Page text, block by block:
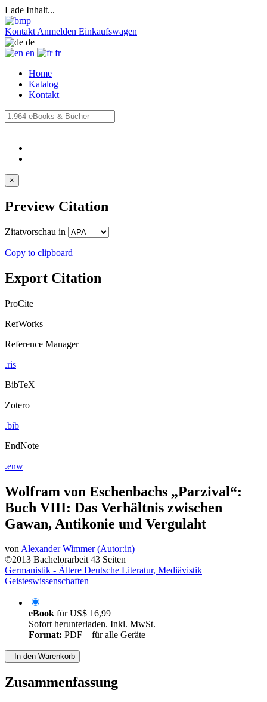
Lade Inhalt...
Kontakt Anmelden Einkaufswagen
de
en
fr
Home
Katalog
Kontakt
×
Preview Citation
Zitatvorschau in
Copy to clipboard
Export Citation
ProCite
RefWorks
Reference Manager
.ris
BibTeX
Zotero
.bib
EndNote
.enw
Wolfram von Eschenbachs „Parzival“:
Buch VIII: Das Verhältnis zwischen
Gawan, Antikonie und Vergulaht
vonAlexander Wimmer (Autor:in)
©2013 Bachelorarbeit 43 Seiten
Germanistik - Ältere Deutsche Literatur, Mediävistik
Geisteswissenschaften
eBook fürUS$ 16,99
Sofort herunterladen. Inkl. MwSt.
Format: PDF – für alle Geräte
In den Warenkorb
Zusammenfassung